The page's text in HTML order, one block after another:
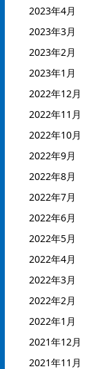
2023年4月
2023年3月
2023年2月
2023年1月
2022年12月
2022年11月
2022年10月
2022年9月
2022年8月
2022年7月
2022年6月
2022年5月
2022年4月
2022年3月
2022年2月
2022年1月
2021年12月
2021年11月